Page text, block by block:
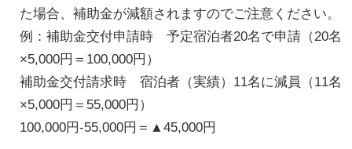
た場合、補助金が減額されますのでご注意ください。
例：補助金交付申請時 予定宿泊者20名で申請（20名
×5,000円＝100,000円）
補助金交付請求時 宿泊者（実績）11名に減員（11名
×5,000円＝55,000円）
100,000円-55,000円＝▲45,000円